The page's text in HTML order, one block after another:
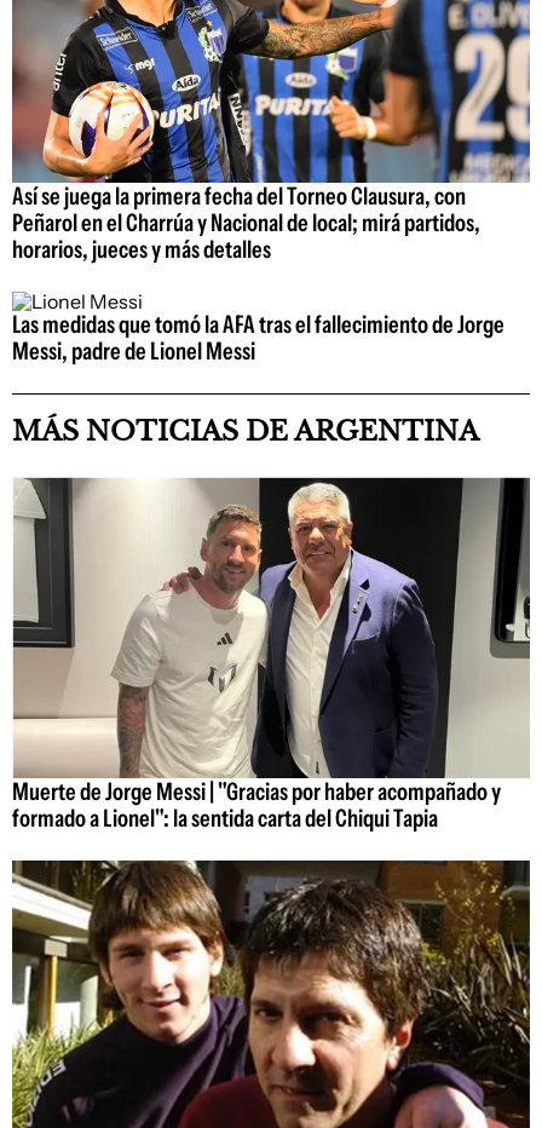
Así se juega la primera fecha del Torneo Clausura, con
Peñarol en el Charrúa y Nacional de local; mirá partidos,
horarios, jueces y más detalles
Las medidas que tomó la AFA tras el fallecimiento de Jorge
Messi, padre de Lionel Messi
MÁS NOTICIAS DE ARGENTINA
Muerte de Jorge Messi | "Gracias por haber acompañado y
formado a Lionel": la sentida carta del Chiqui Tapia